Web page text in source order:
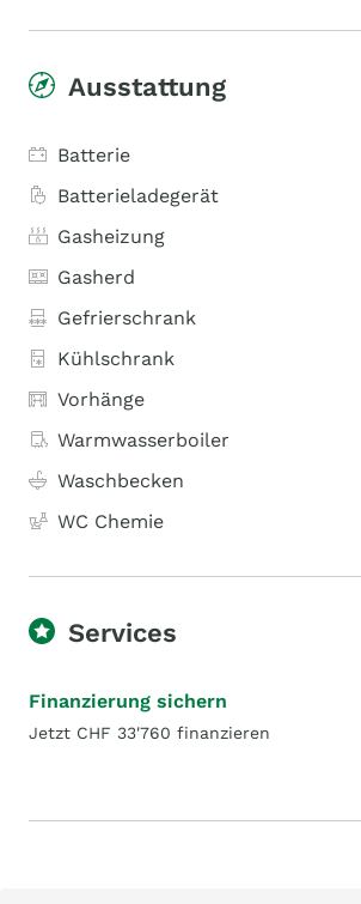
Ausstattung
Batterie
Batterieladegerät
Gasheizung
Gasherd
Gefrierschrank
Kühlschrank
Vorhänge
Warmwasserboiler
Waschbecken
WC Chemie
Services
Finanzierung sichern
Jetzt CHF 33'760 finanzieren